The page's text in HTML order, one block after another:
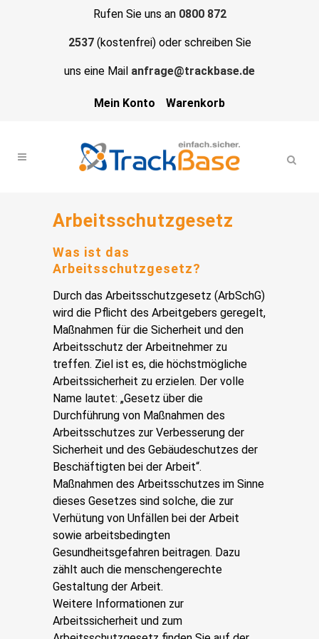
Rufen Sie uns an 0800 872
2537(kostenfrei) oder schreiben Sie
uns eine Mail anfrage@trackbase.de
Mein Konto Warenkorb
Arbeitsschutzgesetz
Was ist das
Arbeitsschutzgesetz?
Durch das Arbeitsschutzgesetz (ArbSchG)
wird die Pflicht des Arbeitgebers geregelt,
Maßnahmen für die Sicherheit und den
Arbeitsschutz der Arbeitnehmer zu
treffen. Ziel ist es, die höchstmögliche
Arbeitssicherheit zu erzielen. Der volle
Name lautet: „Gesetz über die
Durchführung von Maßnahmen des
Arbeitsschutzes zur Verbesserung der
Sicherheit und des Gebäudeschutzes der
Beschäftigten bei der Arbeit“.
Maßnahmen des Arbeitsschutzes im Sinne
dieses Gesetzes sind solche, die zur
Verhütung von Unfällen bei der Arbeit
sowie arbeitsbedingten
Gesundheitsgefahren beitragen. Dazu
zählt auch die menschengerechte
Gestaltung der Arbeit.
Weitere Informationen zur
Arbeitssicherheit und zum